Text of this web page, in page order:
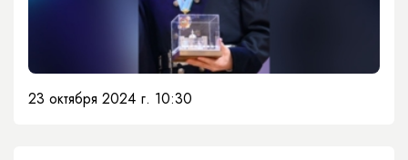
23 октября 2024 г. 10:30